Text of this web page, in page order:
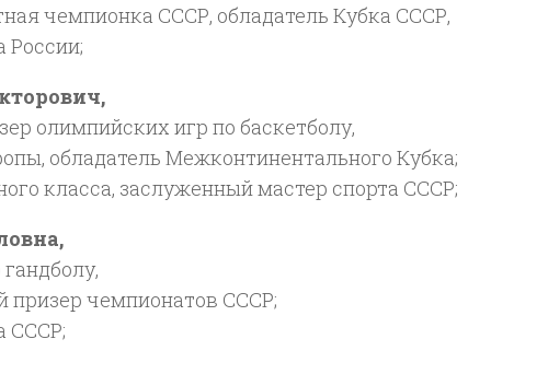
чемпионка СССР, обладатель Кубка СССР,
России;
олимпийских игр по баскетболу,
обладатель Межконтинентального Кубка;
класса, заслуженный мастер спорта СССР;
чемпионатов СССР;
СССР;